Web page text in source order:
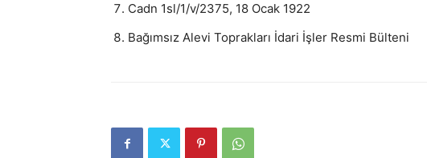
Cadn 1sl/1/v/2375, 18 Ocak 1922
Bağımsız Alevi Toprakları İdari İşler Resmi Bülteni